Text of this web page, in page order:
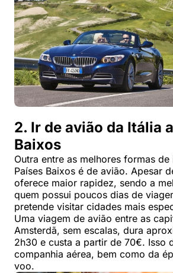
2. Ir de avião da Itália
Baixos
Outra entre as melhores formas
Países Baixos é de avião. Apesar
oferece maior rapidez, sendo a
quem possui poucos dias de
pretende visitar cidades mais
Uma viagem de avião entre as
Amsterdã, sem escalas, dura
2h30 e custa a partir de 70€. Isso
companhia aérea, bem como da
voo.